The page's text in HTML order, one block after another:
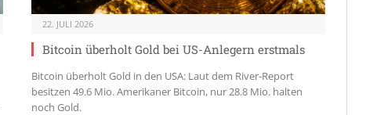
22. JULI 2026
Bitcoin überholt Gold bei US-Anlegern erstmals
Bitcoin überholt Gold in den USA: Laut dem River-Report
besitzen 49.6 Mio. Amerikaner Bitcoin, nur 28.8 Mio. halten
noch Gold.